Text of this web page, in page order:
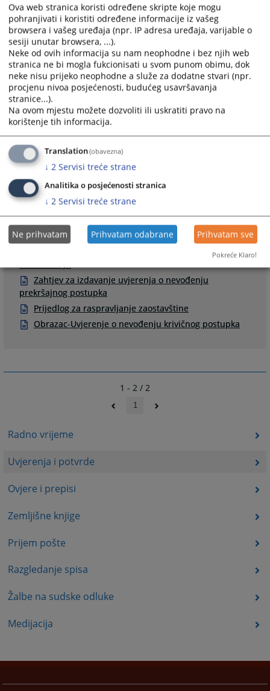
Radno vrijeme
Uvjerenja i potvrde
Ovjere i prepisi
Zemljišne knjige
Prijem pošte
Razgledanje spisa
Žalbe na sudske odluke
Medijacija
Uvjerenje o nevođenju krivičnog postupka izdaje se na
osnovu provjere kroz bazu podataka CMS i evidencije
sa krivičnog upisnika Osnovnog suda u Višegradu.
Čitko popunjen obrazac, predaje se neposredno na
šalter pisarnice, soba br.4.
Uvjerenje sa podacima ovog suda se mogu podići u
pisarnicama Osnovnog suda Višegrad kao i u
Odjeljenju u Rogatici.
2766PREGLEDA
Prateći dokumenti
Zahtjev za izdavanje JPK
Zahtjev za izdavanje uvjerenja o nevođenju
prekršajnog postupka
Prijedlog za raspravljanje zaostavštine
Obrazac-Uvjerenje o nevođenju krivičnog postupka
1 - 2 / 2
1
Ova web stranica koristi određene skripte koje mogu
pohranjivati i koristiti određene informacije iz vašeg
browsera i vašeg uređaja (npr. IP adresa uređaja, varijable o
sesiji unutar browsera, ...).
Neke od ovih informacija su nam neophodne i bez njih web
stranica ne bi mogla fukcionisati u svom punom obimu, dok
neke nisu prijeko neophodne a služe za dodatne stvari (npr.
procjenu nivoa posjećenosti, budućeg usavršavanja
stranice...).
Na ovom mjestu možete dozvoliti ili uskratiti pravo na
korištenje tih informacija.
Translation(obavezna)
↓ 2 Servisi treće strane
Analitika o posjećenosti stranica
↓ 2 Servisi treće strane
Ne prihvatam Prihvatam odabrane Prihvatam sve
Pokreće Klaro!